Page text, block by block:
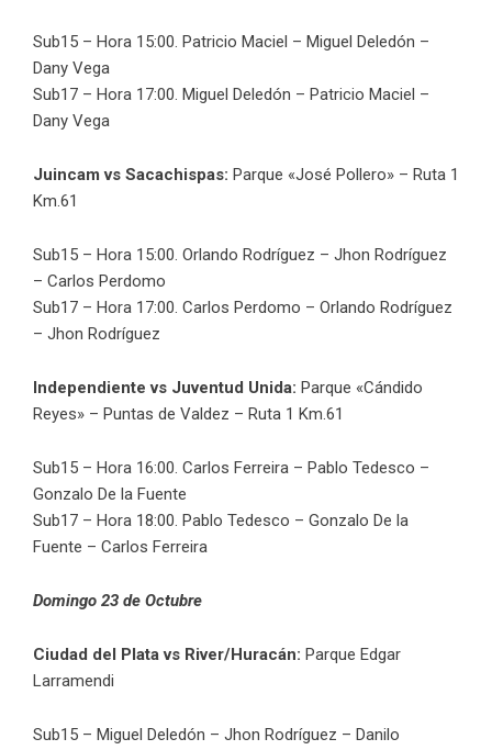
Sub15 – Hora 15:00. Patricio Maciel – Miguel Deledón –
Dany Vega
Sub17 – Hora 17:00. Miguel Deledón – Patricio Maciel –
Dany Vega
Juincam vs Sacachispas: Parque «José Pollero» – Ruta 1
Km.61
Sub15 – Hora 15:00. Orlando Rodríguez – Jhon Rodríguez
– Carlos Perdomo
Sub17 – Hora 17:00. Carlos Perdomo – Orlando Rodríguez
– Jhon Rodríguez
Independiente vs Juventud Unida: Parque «Cándido
Reyes» – Puntas de Valdez – Ruta 1 Km.61
Sub15 – Hora 16:00. Carlos Ferreira – Pablo Tedesco –
Gonzalo De la Fuente
Sub17 – Hora 18:00. Pablo Tedesco – Gonzalo De la
Fuente – Carlos Ferreira
Domingo 23 de Octubre
Ciudad del Plata vs River/Huracán: Parque Edgar
Larramendi
Sub15 – Miguel Deledón – Jhon Rodríguez – Danilo